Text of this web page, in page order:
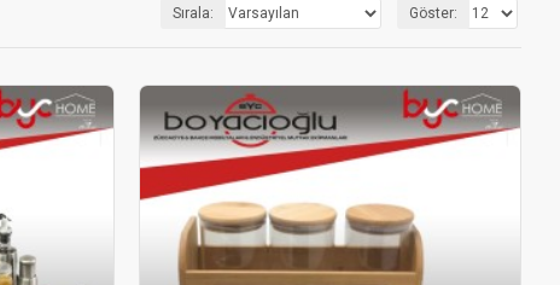
Sırala: Göster: